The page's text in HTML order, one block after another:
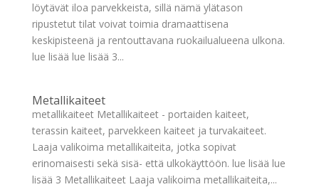
löytävät iloa parvekkeista, sillä nämä ylätason
ripustetut tilat voivat toimia dramaattisena
keskipisteenä ja rentouttavana ruokailualueena ulkona.
lue lisää lue lisää 3...
Metallikaiteet
metallikaiteet Metallikaiteet - portaiden kaiteet,
terassin kaiteet, parvekkeen kaiteet ja turvakaiteet.
Laaja valikoima metallikaiteita, jotka sopivat
erinomaisesti sekä sisä- että ulkokäyttöön. lue lisää lue
lisää 3 Metallikaiteet Laaja valikoima metallikaiteita,...